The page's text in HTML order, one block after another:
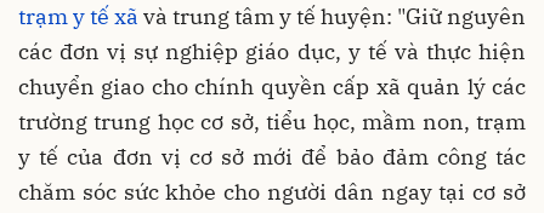
trạm y tế xã và trung tâm y tế huyện: "Giữ nguyên
các đơn vị sự nghiệp giáo dục, y tế và thực hiện
chuyển giao cho chính quyền cấp xã quản lý các
trường trung học cơ sở, tiểu học, mầm non, trạm
y tế của đơn vị cơ sở mới để bảo đảm công tác
chăm sóc sức khỏe cho người dân ngay tại cơ sở